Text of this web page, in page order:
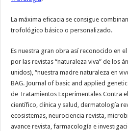
La máxima eficacia se consigue
trofológico básico o personalizado.
Es nuestra gran obra así reconocido en
por las revistas “naturaleza viva” de los
unidos), “nuestra madre naturaleza en
BAG. Journal of basic and applied
de Tratamientos Experimentales Contra
científico, clínica y salud, dermatología
ecosistemas, neurociencia revista,
avance revista, farmacología e